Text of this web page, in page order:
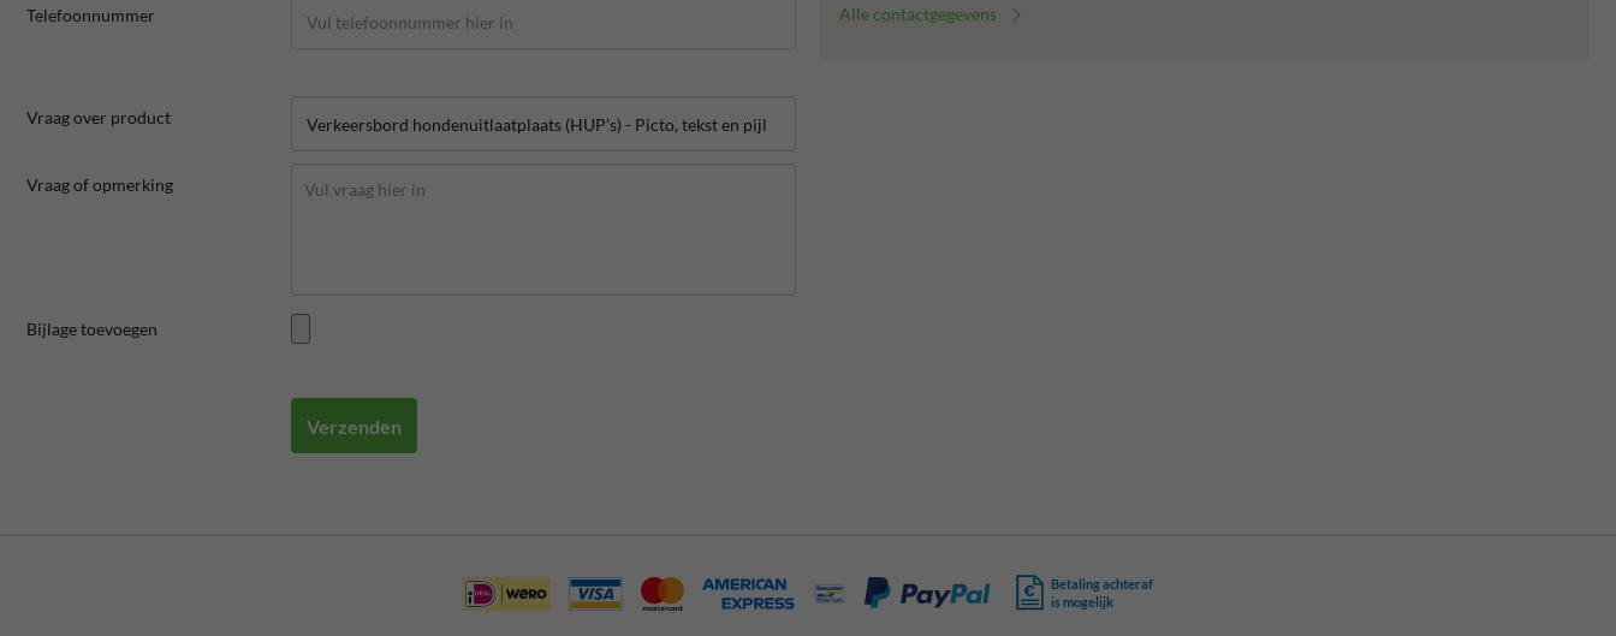
Telefoonnummer
Vraag over product
Vraag of opmerking
Bijlage toevoegen
Verzenden
Alle contactgegevens
Betaling achteraf
is mogelijk